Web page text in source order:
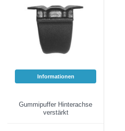
Informationen
Gummipuffer Hinterachse
verstärkt